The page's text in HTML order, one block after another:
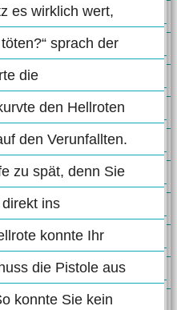
es wirklich wert,
sprach der
die
den Hellroten
den Verunfallten.
zu spät, denn Sie
ins
konnte Ihr
die Pistole aus
konnte Sie kein